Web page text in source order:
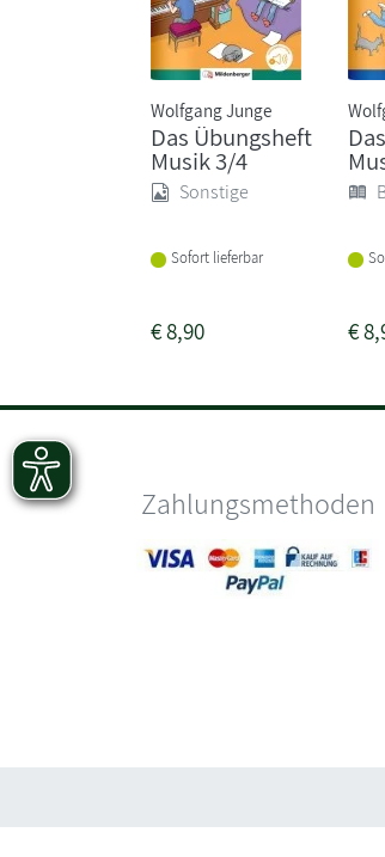
Wolfgang Junge
Das Übungsheft
Musik 3/4
Sonstige
Sofort lieferbar
€8,90 €
Zahlungsmethoden